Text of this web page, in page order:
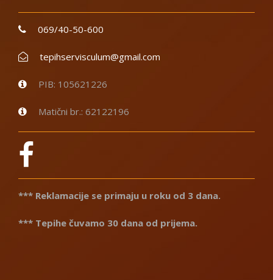
069/40-50-600
tepihservisculum@gmail.com
PIB: 105621226
Matični br.: 62122196
*** Reklamacije se primaju u roku od 3 dana.
*** Tepihe čuvamo 30 dana od prijema.